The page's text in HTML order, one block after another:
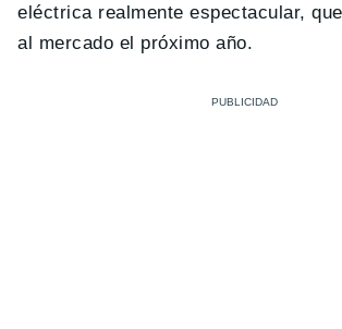
eléctrica realmente espectacular,
al mercado el próximo año.